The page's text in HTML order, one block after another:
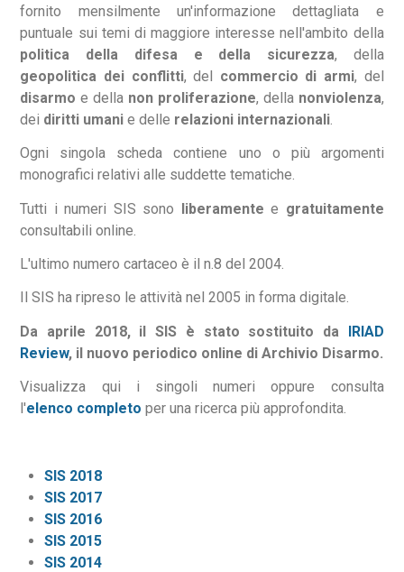
fornito mensilmente un'informazione dettagliata e
puntuale sui temi di maggiore interesse nell'ambito della
politica della difesa e della sicurezza, della
geopolitica dei conflitti, del commercio di armi, del
disarmo e della non proliferazione, della nonviolenza,
dei diritti umani e delle relazioni internazionali.
Ogni singola scheda contiene uno o più argomenti
monografici relativi alle suddette tematiche.
Tutti i numeri SIS sono liberamente e gratuitamente
consultabili online.
L'ultimo numero cartaceo è il n.8 del 2004.
Il SIS ha ripreso le attività nel 2005 in forma digitale.
Da aprile 2018, il SIS è stato sostituito da IRIAD
Review, il nuovo periodico online di Archivio Disarmo.
Visualizza qui i singoli numeri oppure consulta
l'elenco completo per una ricerca più approfondita.
SIS 2018
SIS 2017
SIS 2016
SIS 2015
SIS 2014